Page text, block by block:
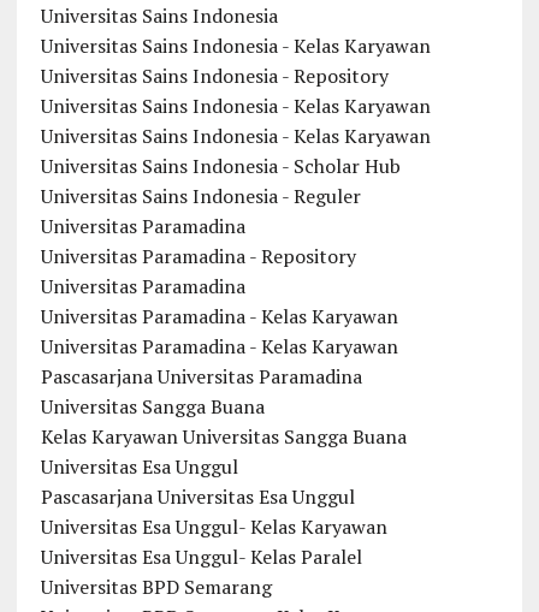
Universitas Sains Indonesia
Universitas Sains Indonesia - Kelas Karyawan
Universitas Sains Indonesia - Repository
Universitas Sains Indonesia - Kelas Karyawan
Universitas Sains Indonesia - Kelas Karyawan
Universitas Sains Indonesia - Scholar Hub
Universitas Sains Indonesia - Reguler
Universitas Paramadina
Universitas Paramadina - Repository
Universitas Paramadina
Universitas Paramadina - Kelas Karyawan
Universitas Paramadina - Kelas Karyawan
Pascasarjana Universitas Paramadina
Universitas Sangga Buana
Kelas Karyawan Universitas Sangga Buana
Universitas Esa Unggul
Pascasarjana Universitas Esa Unggul
Universitas Esa Unggul- Kelas Karyawan
Universitas Esa Unggul- Kelas Paralel
Universitas BPD Semarang